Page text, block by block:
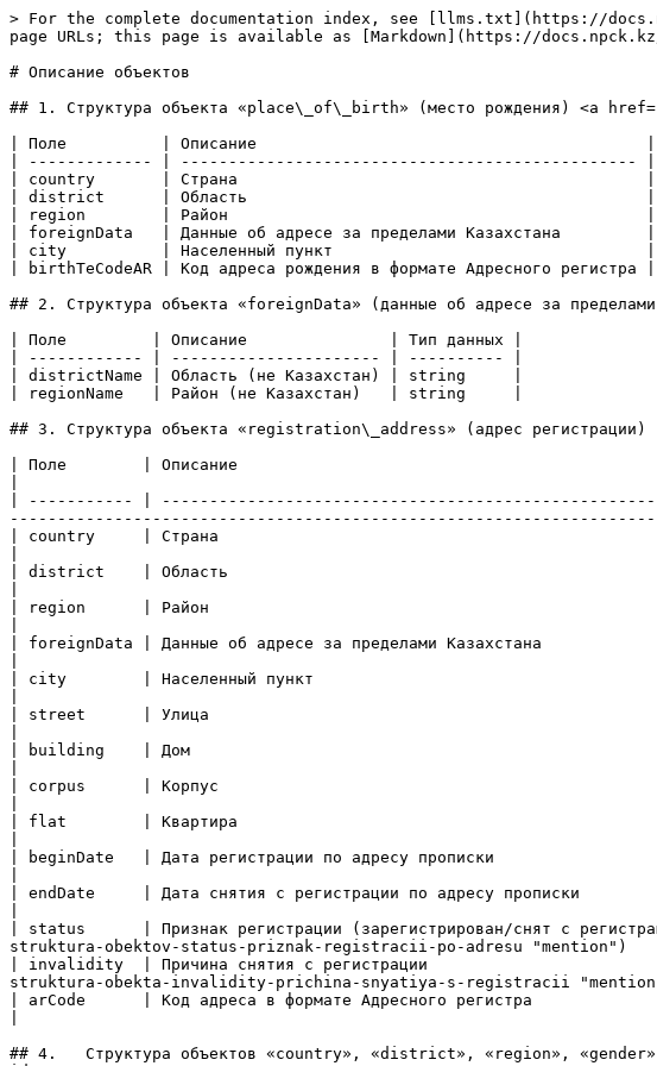
> For the complete documentation index, see [llms.txt](https://
page URLs; this page is available as [Markdown](https://
# Описание объектов
## 1. Структура объекта «place\_of\_birth» (место рождения) <a
| Поле          | Описание
| ------------- | ------------------------------------------------
| country       | Страна                                           | Объект
| district      | Область                                          | Объект
| region        | Район                                            | Объект
| foreignData   | Данные об адресе за пределами Казахстана
| city          | Населенный пункт
| birthTeCodeAR | Код адреса рождения в формате
## 2. Структура объекта «foreignData» (данные об адресе за
| Поле         | Описание               | Тип данных |
| ------------ | ---------------------- | ---------- |
| districtName | Область (не Казахстан) | string     |
| regionName   | Район (не Казахстан)   | string     |
## 3. Структура объекта «registration\_address» (адрес регистрации)
| Поле        | Описание
| ----------- |
--------------------------------------------------------------------
| country     | Страна                                                   |
| district    | Область                                                  |
| region      | Район                                                    |
| foreignData | Данные об адресе за пределами Казахстана
| city        | Населенный пункт
| street      | Улица
| building    | Дом
| corpus      | Корпус
| flat        | Квартира
| beginDate   | Дата регистрации по адресу прописки
| endDate     | Дата снятия с регистрации по адресу прописки
| status      | Признак регистрации (зарегистрирован/снят с
struktura-obektov-status-priznak-registracii-po-adresu
| invalidity  | Причина снятия с регистрации
struktura-obekta-invalidity-prichina-snyatiya-s-registracii
| arCode      | Код адреса в формате Адресного регистра
## 4.   Структура объектов «country», «district», «region»,